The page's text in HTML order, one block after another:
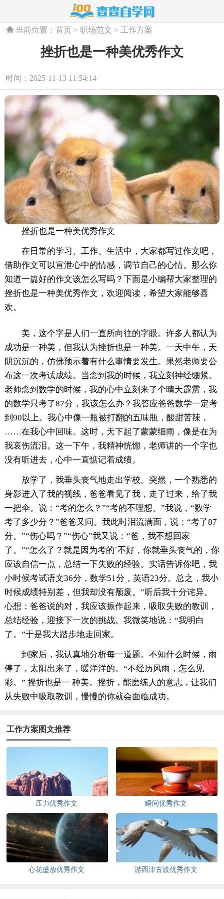
当前位置：首页 >职场范文 > 工作方案
挫折也是一种美优秀作文
时间：2025-11-13 11:54:14
挫折也是一种美优秀作文
在日常的学习、工作、生活中，大家都写过作文吧，
借助作文可以宣泄心中的情感，调节自己的心情。那么你
知道一篇好的作文该怎么写吗？下面是小编帮大家整理的
挫折也是一种美优秀作文，欢迎阅读，希望大家能够喜
欢。
美，这个字是人们一直所向往的字眼。许多人都认为
成功是一种美，但我认为挫折也是一种美。一天中午，天
阴沉沉的，仿佛预示着有什么事情要发生。果然老师要公
布这一次考试成绩。当念到我的时候，我立刻神经绷紧。
老师念到数学的时候，我的心中立刻来了个晴天霹雳，我
的数学只考了87分，我该怎么办？我答应爸爸数学一定考
到90以上。我心中像一瓶被打翻的五味瓶，酸甜苦辣，
……在我心中回味。这时，天下起了蒙蒙细雨，像是在为
我哀伤流泪。这一下午，我精神恍惚，老师讲的一个字也
没有听进去，心中一直惦记着成绩。
放学了，我垂头丧气地走出学校。突然，一个熟悉的
身影进入了我的视线，爸爸看见了我，走了过来，给了我
一把伞。说：“考的怎么？”“考的不理想。”我说，“数学
考了多少分？”爸爸又问。我此时泪流满面，说：“考了87
分。”“伤心吗？”“伤心”我又说：“爸，我不想回家
了。”“怎么了？就是因为考的`不好，你就垂头丧气的，你
应该自信一点，总结一下失败的经验。实话告诉你吧，我
小时候考试语文36分，数学51分，英语23分。总之，我小
时候成绩特别差，但我却没有颓废。”听后我十分诧异。
心想：爸爸说的对，我应该振作起来，吸取失败的教训，
总结经验，迎接下一次的挑战。我微笑地说：“我明白
了。”于是我大踏步地走回家。
到家后，我认真地分析每一道题。不知什么时候，雨
停了，太阳出来了，暖洋洋的。“不经历风雨，怎么见
彩。” 挫折也是一 种美。挫折，能磨练人的意志，让我们
从失败中吸取教训，慢慢的你就会面临成功。
工作方案图文推荐
压力优秀作文 瞬间优秀作文
心花盛放优秀作文 游西津古渡优秀作文